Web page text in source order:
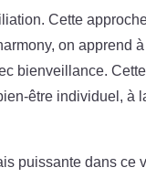
Cette
on apprend
bienveillance.
être individuel, à
puissante dans ce